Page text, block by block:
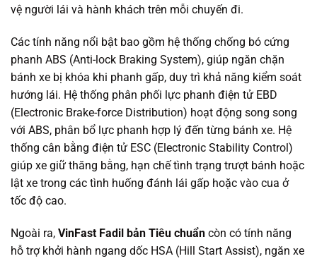
vệ người lái và hành khách trên mỗi chuyến đi.
Các tính năng nổi bật bao gồm hệ thống chống bó cứng
phanh ABS (Anti-lock Braking System), giúp ngăn chặn
bánh xe bị khóa khi phanh gấp, duy trì khả năng kiểm soát
hướng lái. Hệ thống phân phối lực phanh điện tử EBD
(Electronic Brake-force Distribution) hoạt động song song
với ABS, phân bổ lực phanh hợp lý đến từng bánh xe. Hệ
thống cân bằng điện tử ESC (Electronic Stability Control)
giúp xe giữ thăng bằng, hạn chế tình trạng trượt bánh hoặc
lật xe trong các tình huống đánh lái gấp hoặc vào cua ở
tốc độ cao.
Ngoài ra, VinFast Fadil bản Tiêu chuẩn còn có tính năng
hỗ trợ khởi hành ngang dốc HSA (Hill Start Assist), ngăn xe